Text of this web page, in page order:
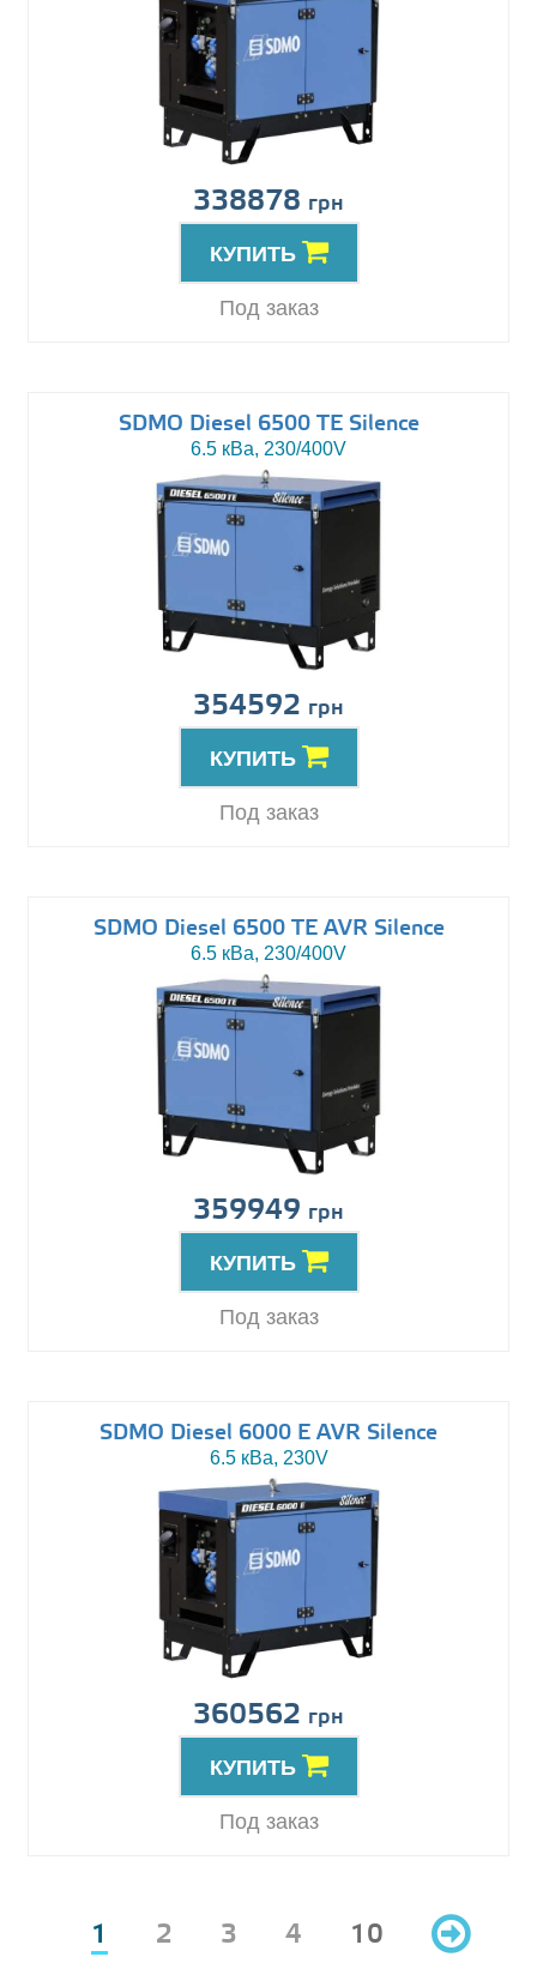
338878 грн
КУПИТЬ
Под заказ
SDMO Diesel 6500 TE Silence
6.5 кВа, 230/400V
354592 грн
КУПИТЬ
Под заказ
SDMO Diesel 6500 TE AVR Silence
6.5 кВа, 230/400V
359949 грн
КУПИТЬ
Под заказ
SDMO Diesel 6000 E AVR Silence
6.5 кВа, 230V
360562 грн
КУПИТЬ
Под заказ
1 2 3 4 10